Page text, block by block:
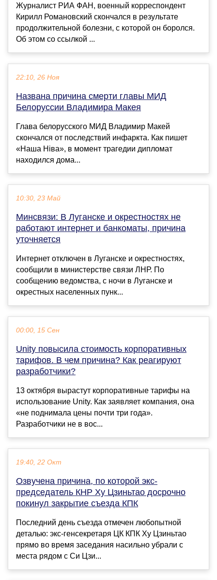
Журналист РИА ФАН, военный корреспондент
Кирилл Романовский скончался в результате
продолжительной болезни, с которой он боролся.
Об этом со ссылкой ...
22:10, 26 Ноя
Названа причина смерти главы МИД
Белоруссии Владимира Макея
Глава белорусского МИД Владимир Макей
скончался от последствий инфаркта. Как пишет
«Наша Нiва», в момент трагедии дипломат
находился дома...
10:30, 23 Май
Минсвязи: В Луганске и окрестностях не
работают интернет и банкоматы, причина
уточняется
Интернет отключен в Луганске и окрестностях,
сообщили в министерстве связи ЛНР. По
сообщению ведомства, с ночи в Луганске и
окрестных населенных пунк...
00:00, 15 Сен
Unity повысила стоимость корпоративных
тарифов. В чем причина? Как реагируют
разработчики?
13 октября вырастут корпоративные тарифы на
использование Unity. Как заявляет компания, она
«не поднимала цены почти три года».
Разработчики не в вос...
19:40, 22 Окт
Озвучена причина, по которой экс-
председатель КНР Ху Цзиньтао досрочно
покинул закрытие съезда КПК
Последний день съезда отмечен любопытной
деталью: экс-генсекретаря ЦК КПК Ху Цзиньтао
прямо во время заседания насильно убрали с
места рядом с Си Цзи...